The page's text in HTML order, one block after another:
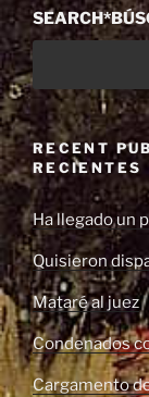
RECENT
RECIENTES
Ha llegado un
Quisieron
Mataré al juez
Condenados
Cargamento